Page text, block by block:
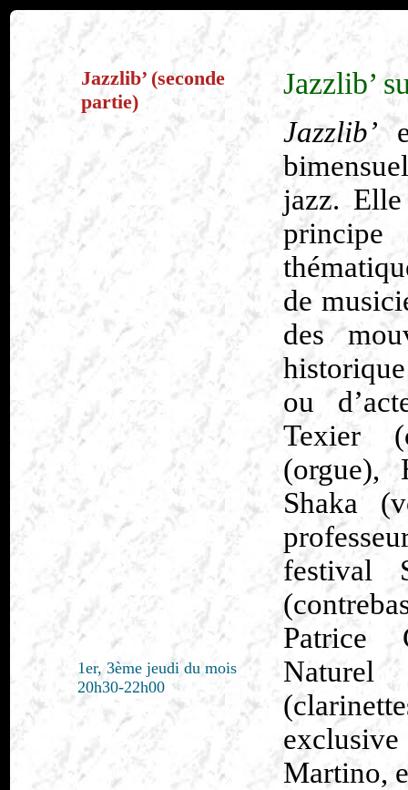
Jazzlib’ (seconde
partie)
Jazzlib’
Jazzlib’
jazz.
de
des
ou
Texier
(orgue),
Shaka
festival
Patrice
Naturel
Martino,
1er, 3ème jeudi du mois
20h30-22h00